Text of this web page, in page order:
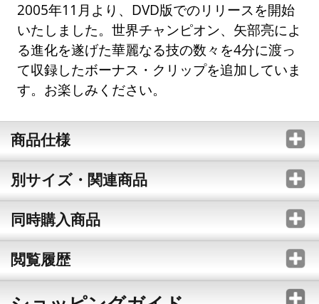
2005年11月より、DVD版でのリリースを開始
いたしました。世界チャンピオン、矢部亮によ
る進化を遂げた華麗なる技の数々を4分に渡っ
て収録したボーナス・クリップを追加していま
す。お楽しみください。
商品仕様
別サイズ・関連商品
同時購入商品
閲覧履歴